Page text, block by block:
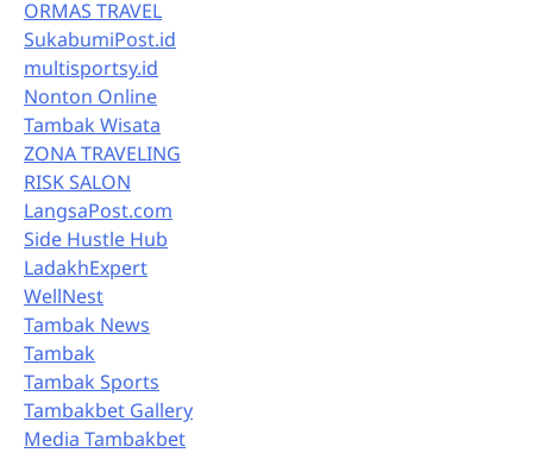
ORMAS TRAVEL
SukabumiPost.id
multisportsy.id
Nonton Online
Tambak Wisata
ZONA TRAVELING
RISK SALON
LangsaPost.com
Side Hustle Hub
LadakhExpert
WellNest
Tambak News
Tambak
Tambak Sports
Tambakbet Gallery
Media Tambakbet